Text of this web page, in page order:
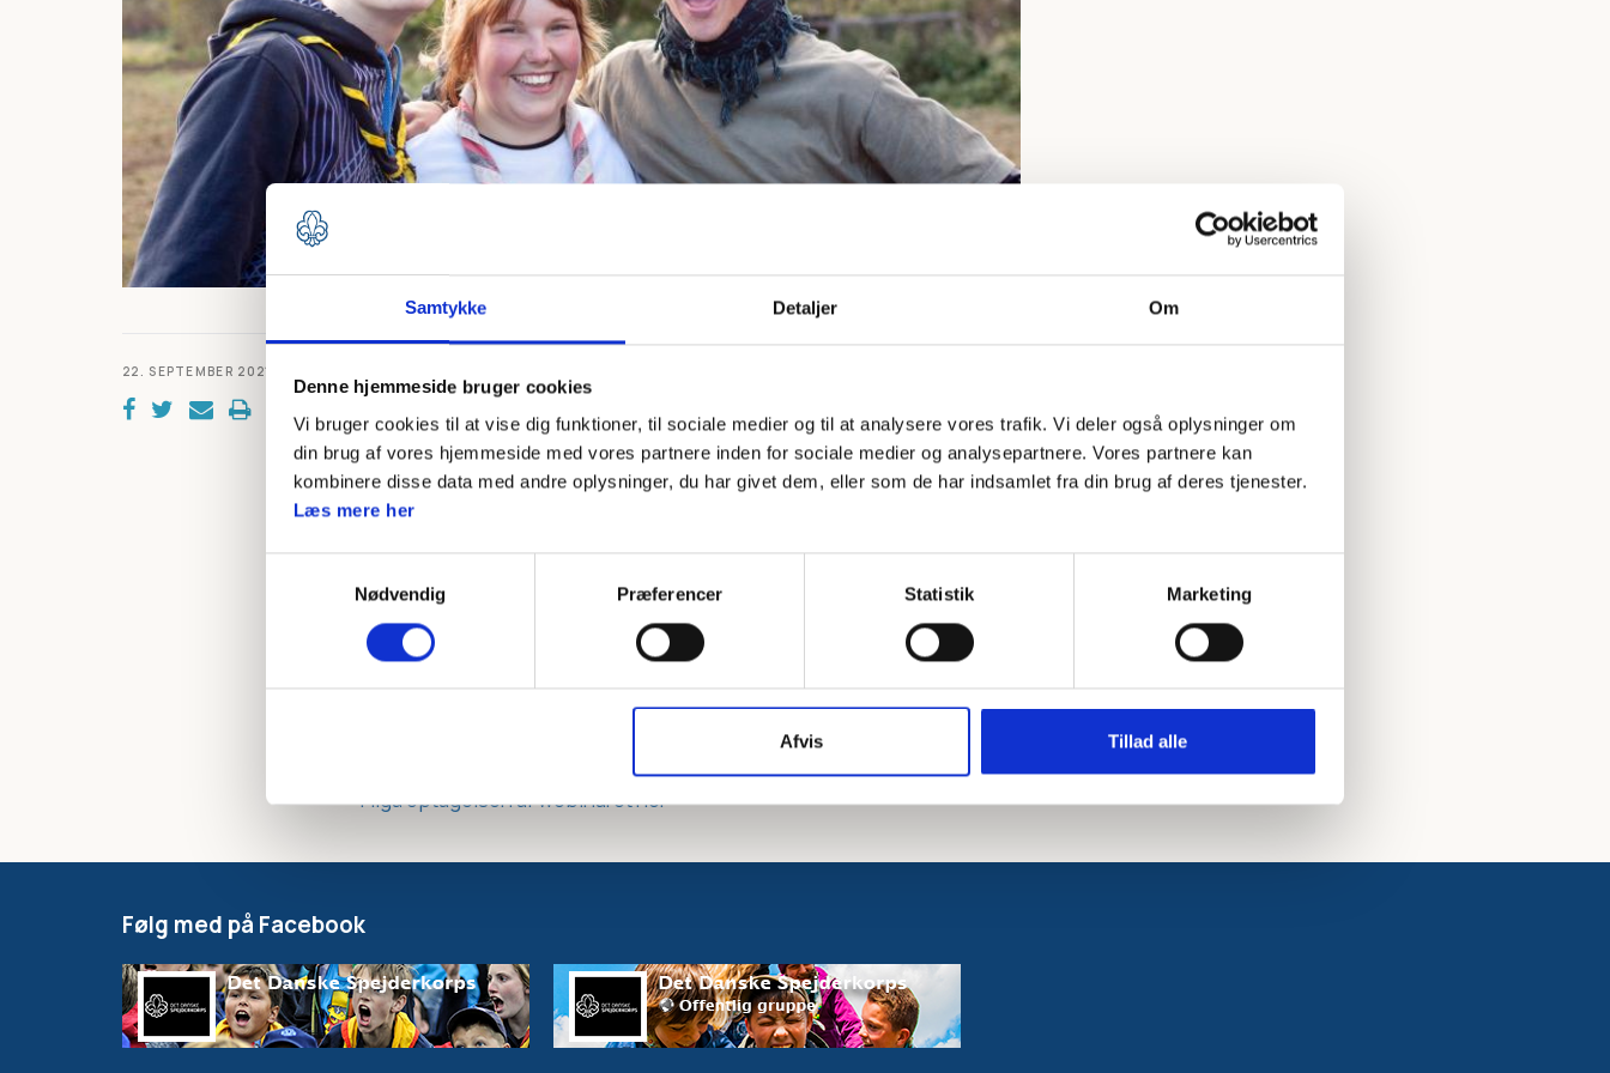
Samtykke Detaljer Om
Denne hjemmeside bruger cookies
Vi bruger cookies til at vise dig funktioner, til sociale medier og til at analysere vores trafik. Vi deler også oplysninger om
din brug af vores hjemmeside med vores partnere inden for sociale medier og analysepartnere. Vores partnere kan
kombinere disse data med andre oplysninger, du har givet dem, eller som de har indsamlet fra din brug af deres tjenester.
Læs mere her
Nødvendig
Præferencer Statistik Marketing
Afvis Tillad alle
22. SEPTEMBER 2021
Webinaret blev afholdt. d. 21/9 2021 med projektleder
Martin Lennard Eriksen
Spejdere i alderen 16-25 (klan) kan være en svær størrelse at fastholde
og motivere i gruppen. De ønsker frihed og har brug for motiverende
være med til at fastholde og motivere en stærk og aktiv Klan med
udgangspunkt i erfaringer fra grupper på tværs af Danmark og fra
Tilgå optagelsen af webinaret her
Følg med på Facebook